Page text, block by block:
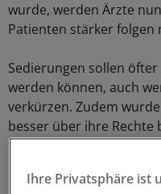
wurde, werden Ärzte
Patienten stärker folgen
Sedierungen sollen
werden können, auch
verkürzen. Zudem
besser über ihre
informiert werden sollen.
Der Berichterstatter
Ihre Privatsphäre ist